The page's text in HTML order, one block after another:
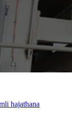
hajathana